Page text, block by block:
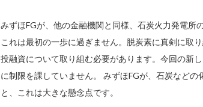
みずほFGが、他の金融機関と同様、石炭火力発電所
これは最初の一歩に過ぎません。脱炭素に真剣に取
投融資について取り組む必要があります。今回の新
に制限を課していません。 みずほFGが、石炭など
と、これは大きな懸念点です。